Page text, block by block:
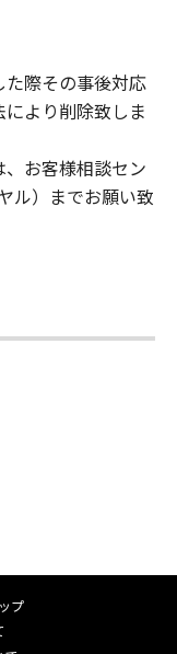
際その事後対応
より削除致しま
お客様相談セン
ル）までお願い致
プ